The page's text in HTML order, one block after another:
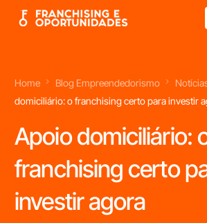
Home Blog Empreendedorismo
domiciliário: o franchising certo para investir
Apoio domiciliário:
franchising certo
investir agora